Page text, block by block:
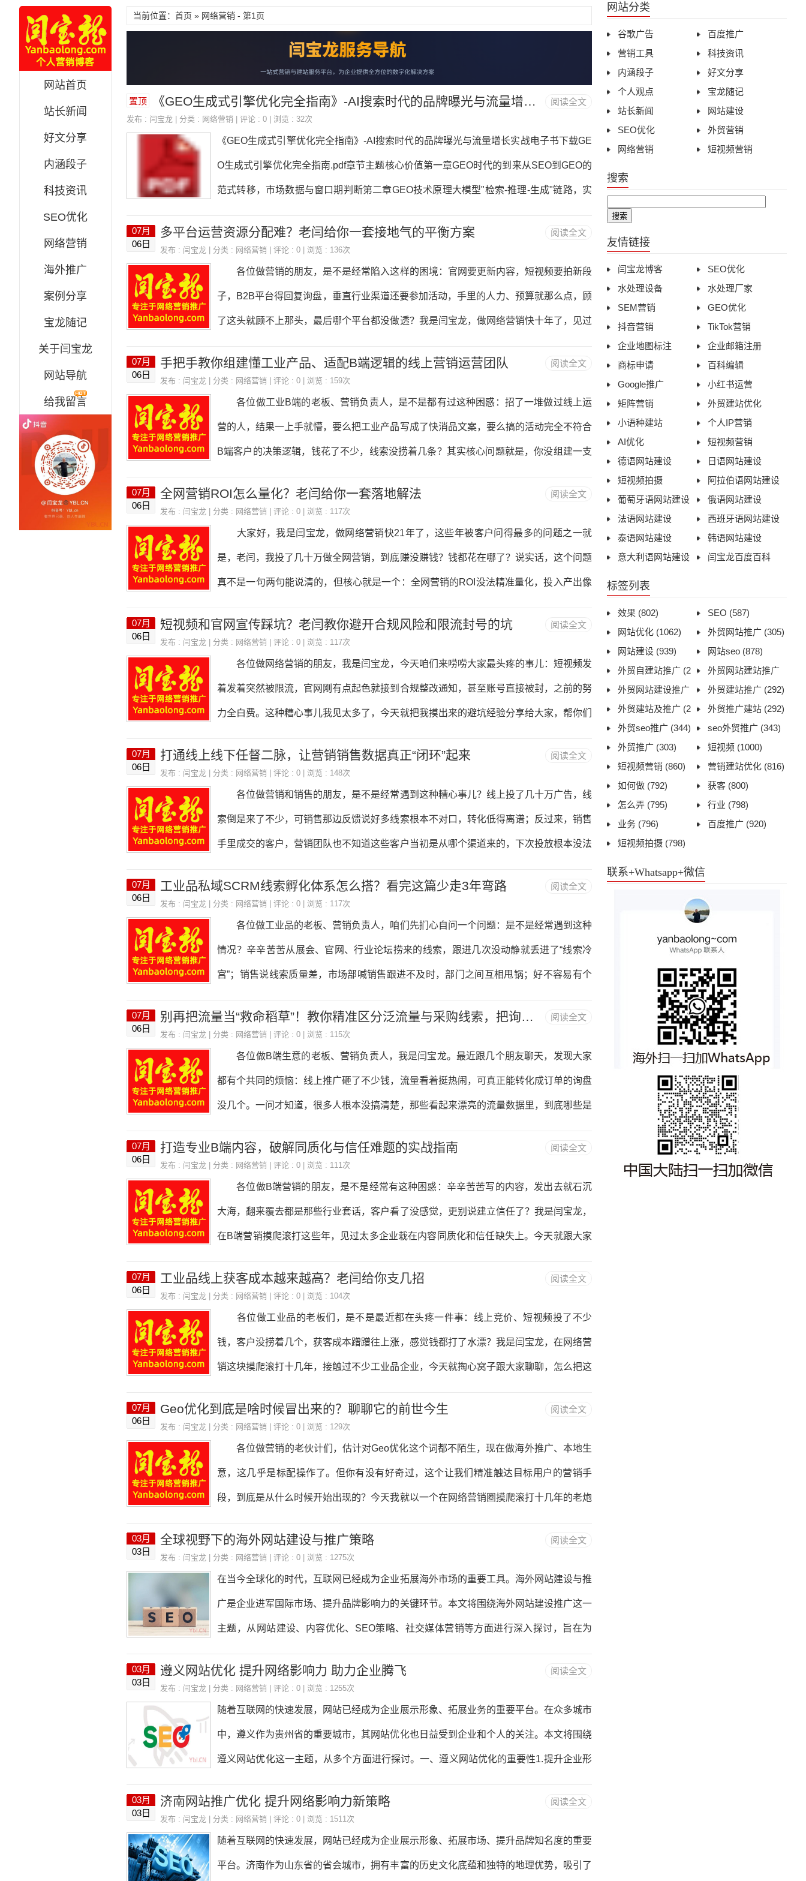
网站首页
站长新闻
好文分享
内涵段子
科技资讯
SEO优化
网络营销
海外推广
案例分享
宝龙随记
关于闫宝龙
网站导航
给我留言
当前位置：首页 » 网络营销 - 第1页
阅读全文
置顶 《GEO生成式引擎优化完全指南》-AI搜索时代的品牌曝光与流量增长实战电子书下载
发布 : 闫宝龙 | 分类 : 网络营销 | 评论 : 0 | 浏览 : 32次
《GEO生成式引擎优化完全指南》-AI搜索时代的品牌曝光与流量增长实战电子书下载GE
O生成式引擎优化完全指南.pdf章节主题核心价值第一章GEO时代的到来从SEO到GEO的
范式转移，市场数据与窗口期判断第二章GEO技术原理大模型"检索-推理-生成"链路，实
内容矩阵第四章结构化数据与SchemaJSON-LD实战部署，8大核心Schema类型详解第
阅读全文
07月
06日
多平台运营资源分配难？老闫给你一套接地气的平衡方案
发布 : 闫宝龙 | 分类 : 网络营销 | 评论 : 0 | 浏览 : 136次
各位做营销的朋友，是不是经常陷入这样的困境：官网要更新内容，短视频要拍新段
子，B2B平台得回复询盘，垂直行业渠道还要参加活动，手里的人力、预算就那么点，顾
了这头就顾不上那头，最后哪个平台都没做透？我是闫宝龙，做网络营销快十年了，见过
用在刀刃上，平衡好各个平台的运营。 首先得搞清楚，每个平台的“价值定位”不一
阅读全文
07月
06日
手把手教你组建懂工业产品、适配B端逻辑的线上营销运营团队
发布 : 闫宝龙 | 分类 : 网络营销 | 评论 : 0 | 浏览 : 159次
各位做工业B端的老板、营销负责人，是不是都有过这种困惑：招了一堆做过线上运
营的人，结果一上手就懵，要么把工业产品写成了快消品文案，要么搞的活动完全不符合
B端客户的决策逻辑，钱花了不少，线索没捞着几条？其实核心问题就是，你没组建一支
唠唠怎么把这支队伍搭起来。 首先得搞明白，工业B端的线上营销和C端、甚至普通
阅读全文
07月
06日
全网营销ROI怎么量化？老闫给你一套落地解法
发布 : 闫宝龙 | 分类 : 网络营销 | 评论 : 0 | 浏览 : 117次
大家好，我是闫宝龙，做网络营销快21年了，这些年被客户问得最多的问题之一就
是，老闫，我投了几十万做全网营销，到底赚没赚钱？钱都花在哪了？说实话，这个问题
真不是一句两句能说清的，但核心就是一个：全网营销的ROI没法精准量化，投入产出像
首先得搞清楚，为什么全网营销的ROI难量化？和传统的线下广告或者单一平台投放不一
阅读全文
07月
06日
短视频和官网宣传踩坑？老闫教你避开合规风险和限流封号的坑
发布 : 闫宝龙 | 分类 : 网络营销 | 评论 : 0 | 浏览 : 117次
各位做网络营销的朋友，我是闫宝龙，今天咱们来唠唠大家最头疼的事儿：短视频发
着发着突然被限流，官网刚有点起色就接到合规整改通知，甚至账号直接被封，之前的努
力全白费。这种糟心事儿我见太多了，今天就把我摸出来的避坑经验分享给大家，帮你们
很多人觉得我发的都是自家产品，能有啥问题？可平台的规则比你想的细多了。比如你卖
阅读全文
07月
06日
打通线上线下任督二脉，让营销销售数据真正“闭环”起来
发布 : 闫宝龙 | 分类 : 网络营销 | 评论 : 0 | 浏览 : 148次
各位做营销和销售的朋友，是不是经常遇到这种糟心事儿？线上投了几十万广告，线
索倒是来了不少，可销售那边反馈说好多线索根本不对口，转化低得离谱；反过来，销售
手里成交的客户，营销团队也不知道这些客户当初是从哪个渠道来的，下次投放根本没法
天我就以在这个行业摸爬滚打十几年的经验，跟大家聊聊怎么打通这中间的堵点，实现营
阅读全文
07月
06日
工业品私域SCRM线索孵化体系怎么搭？看完这篇少走3年弯路
发布 : 闫宝龙 | 分类 : 网络营销 | 评论 : 0 | 浏览 : 117次
各位做工业品的老板、营销负责人，咱们先扪心自问一个问题：是不是经常遇到这种
情况？辛辛苦苦从展会、官网、行业论坛捞来的线索，跟进几次没动静就丢进了“线索冷
宫”；销售说线索质量差，市场部喊销售跟进不及时，部门之间互相甩锅；好不容易有个
量的问题，也不是销售能力的问题，而是咱们没搞懂工业品的核心——长决策链。和快消
阅读全文
07月
06日
别再把流量当“救命稻草”！教你精准区分泛流量与采购线索，把询盘转化率拉满
发布 : 闫宝龙 | 分类 : 网络营销 | 评论 : 0 | 浏览 : 115次
各位做B端生意的老板、营销负责人，我是闫宝龙。最近跟几个朋友聊天，发现大家
都有个共同的烦恼：线上推广砸了不少钱，流量看着挺热闹，可真正能转化成订单的询盘
没几个。一问才知道，很多人根本没搞清楚，那些看起来漂亮的流量数据里，到底哪些是
家把钱花在刀刃上，把询盘转化率提上去。 首先得搞明白，什么是泛流量，什么又是
阅读全文
07月
06日
打造专业B端内容，破解同质化与信任难题的实战指南
发布 : 闫宝龙 | 分类 : 网络营销 | 评论 : 0 | 浏览 : 111次
各位做B端营销的朋友，是不是经常有这种困惑：辛辛苦苦写的内容，发出去就石沉
大海，翻来覆去都是那些行业套话，客户看了没感觉，更别说建立信任了？我是闫宝龙，
在B端营销摸爬滚打这些年，见过太多企业栽在内容同质化和信任缺失上。今天就跟大家
B端内容和C端内容最大的区别是什么？C端是撩情绪，B端是解决问题。客户看你的内
阅读全文
07月
06日
工业品线上获客成本越来越高？老闫给你支几招
发布 : 闫宝龙 | 分类 : 网络营销 | 评论 : 0 | 浏览 : 104次
各位做工业品的老板们，是不是最近都在头疼一件事：线上竞价、短视频投了不少
钱，客户没捞着几个，获客成本蹭蹭往上涨，感觉钱都打了水漂？我是闫宝龙，在网络营
销这块摸爬滚打十几年，接触过不少工业品企业，今天就掏心窝子跟大家聊聊，怎么把这
高？其实核心问题就两个：一是流量越来越贵，不管是百度竞价还是抖音短视频，做的人
阅读全文
07月
06日
Geo优化到底是啥时候冒出来的？聊聊它的前世今生
发布 : 闫宝龙 | 分类 : 网络营销 | 评论 : 0 | 浏览 : 129次
各位做营销的老伙计们，估计对Geo优化这个词都不陌生，现在做海外推广、本地生
意，这几乎是标配操作了。但你有没有好奇过，这个让我们精准触达目标用户的营销手
段，到底是从什么时候开始出现的？今天我就以一个在网络营销圈摸爬滚打十几年的老炮
的“蛮荒时代”说起。大概在上世纪90年代末到2000年初，互联网刚在全球普及，那时候的
阅读全文
03月
03日
全球视野下的海外网站建设与推广策略
发布 : 闫宝龙 | 分类 : 网络营销 | 评论 : 0 | 浏览 : 1275次
在当今全球化的时代，互联网已经成为企业拓展海外市场的重要工具。海外网站建设与推
广是企业进军国际市场、提升品牌影响力的关键环节。本文将围绕海外网站建设推广这一
主题，从网站建设、内容优化、SEO策略、社交媒体营销等方面进行深入探讨，旨在为
地化设计：海外网站的设计应充分考虑目标市场的文化、语言和审美习惯。例如，在中文
阅读全文
03月
03日
遵义网站优化 提升网络影响力 助力企业腾飞
发布 : 闫宝龙 | 分类 : 网络营销 | 评论 : 0 | 浏览 : 1255次
随着互联网的快速发展，网站已经成为企业展示形象、拓展业务的重要平台。在众多城市
中，遵义作为贵州省的重要城市，其网站优化也日益受到企业和个人的关注。本文将围绕
遵义网站优化这一主题，从多个方面进行探讨。一、遵义网站优化的重要性1.提升企业形
化有助于提高网站的用户体验，让访客对企业产生良好的印象。2.增强品牌知名度通过优
阅读全文
03月
03日
济南网站推广优化 提升网络影响力新策略
发布 : 闫宝龙 | 分类 : 网络营销 | 评论 : 0 | 浏览 : 1511次
随着互联网的快速发展，网站已经成为企业展示形象、拓展市场、提升品牌知名度的重要
平台。济南作为山东省的省会城市，拥有丰富的历史文化底蕴和独特的地理优势，吸引了
网站分类
谷歌广告
百度推广
营销工具
科技资讯
内涵段子
好文分享
个人观点
宝龙随记
站长新闻
网站建设
SEO优化
外贸营销
网络营销
短视频营销
搜索
友情链接
闫宝龙博客
SEO优化
水处理设备
水处理厂家
SEM营销
GEO优化
抖音营销
TikTok营销
企业地图标注
企业邮箱注册
商标申请
百科编辑
Google推广
小红书运营
矩阵营销
外贸建站优化
小语种建站
个人IP营销
AI优化
短视频营销
德语网站建设
日语网站建设
短视频拍摄
阿拉伯语网站建设
葡萄牙语网站建设
俄语网站建设
法语网站建设
西班牙语网站建设
泰语网站建设
韩语网站建设
意大利语网站建设
闫宝龙百度百科
标签列表
效果 (802) SEO (587)
网站优化 (1062) 外贸网站推广 (305)
网站建设 (939) 网站seo (878)
外贸自建站推广 (2
92)
外贸网站建站推广
(292)
外贸网站建设推广
(296)
外贸建站推广 (292)
外贸建站及推广 (2
95)
外贸推广建站 (292)
外贸seo推广 (344) seo外贸推广 (343)
外贸推广 (303) 短视频 (1000)
短视频营销 (860) 营销建站优化 (816)
如何做 (792) 获客 (800)
怎么弄 (795) 行业 (798)
业务 (796) 百度推广 (920)
短视频拍摄 (798)
联系+Whatsapp+微信